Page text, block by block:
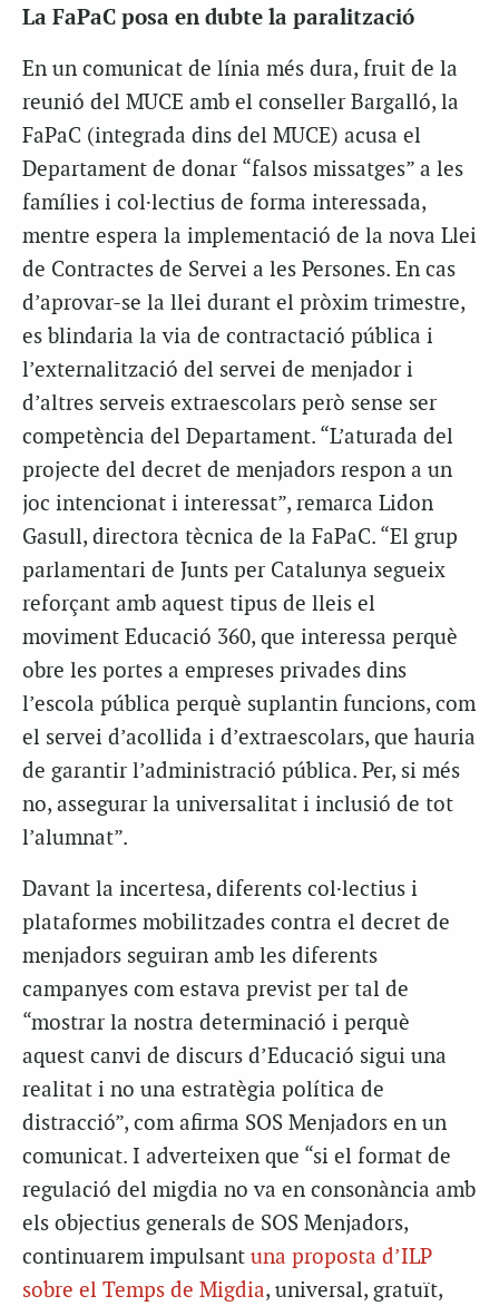
La FaPaC posa en dubte la paralització
En un comunicat de línia més dura, fruit de la
reunió del MUCE amb el conseller Bargalló, la
FaPaC (integrada dins del MUCE) acusa el
Departament de donar “falsos missatges” a les
famílies i col·lectius de forma interessada,
mentre espera la implementació de la nova Llei
de Contractes de Servei a les Persones. En cas
d’aprovar-se la llei durant el pròxim trimestre,
es blindaria la via de contractació pública i
l’externalització del servei de menjador i
d’altres serveis extraescolars però sense ser
competència del Departament. “L’aturada del
projecte del decret de menjadors respon a un
joc intencionat i interessat”, remarca Lidon
Gasull, directora tècnica de la FaPaC. “El grup
parlamentari de Junts per Catalunya segueix
reforçant amb aquest tipus de lleis el
moviment Educació 360, que interessa perquè
obre les portes a empreses privades dins
l’escola pública perquè suplantin funcions, com
el servei d’acollida i d’extraescolars, que hauria
de garantir l’administració pública. Per, si més
no, assegurar la universalitat i inclusió de tot
l’alumnat”.
Davant la incertesa, diferents col·lectius i
plataformes mobilitzades contra el decret de
menjadors seguiran amb les diferents
campanyes com estava previst per tal de
“mostrar la nostra determinació i perquè
aquest canvi de discurs d’Educació sigui una
realitat i no una estratègia política de
distracció”, com afirma SOS Menjadors en un
comunicat. I adverteixen que “si el format de
regulació del migdia no va en consonància amb
els objectius generals de SOS Menjadors,
continuarem impulsant una proposta d’ILP
sobre el Temps de Migdia, universal, gratuït,